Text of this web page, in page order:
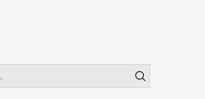
blanco Reforzado